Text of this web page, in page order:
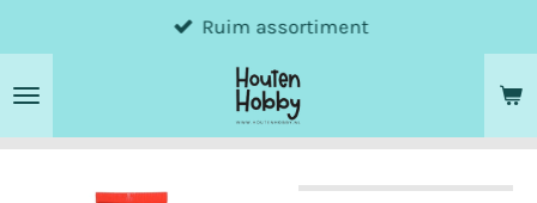
direct
naar
Ruim assortiment